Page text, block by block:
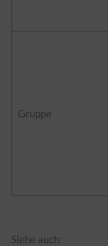
Gruppe
​Siehe auch: